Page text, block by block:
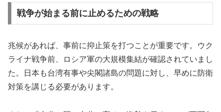
戦争が始まる前に止めるための戦略
兆候があれば、事前に抑止策を打つことが重要です。ウク
ライナ戦争前、ロシア軍の大規模集結が確認されていまし
た。日本も台湾有事や尖閣諸島の問題に対し、早めに防衛
対策を講じる必要があります。